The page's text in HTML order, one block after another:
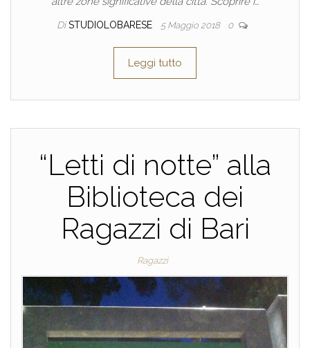
Di STUDIOLOBARESE 5 Maggio 2018 0
Leggi tutto
“Letti di notte” alla
Biblioteca dei
Ragazzi di Bari
Ragazzi